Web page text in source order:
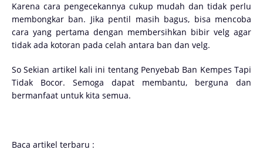
Karena cara pengecekannya cukup mudah dan tidak perlu
membongkar ban. Jika pentil masih bagus, bisa mencoba
cara yang pertama dengan membersihkan bibir velg agar
tidak ada kotoran pada celah antara ban dan velg.
So Sekian artikel kali ini tentang Penyebab Ban Kempes Tapi
Tidak Bocor. Semoga dapat membantu, berguna dan
bermanfaat untuk kita semua.
Baca artikel terbaru :